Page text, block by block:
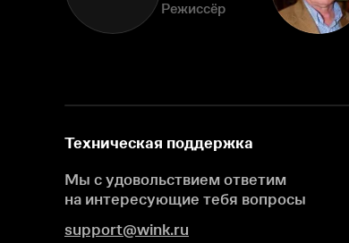
Режиссёр
Техническая поддержка
Мы с удовольствием ответим
на интересующие тебя вопросы
support@wink.ru